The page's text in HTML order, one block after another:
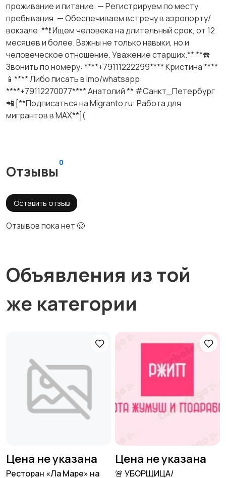
проживание и питание. — Регистрируем по месту
пребывания. — Обеспечиваем встречу в аэропорту/
вокзале. **❗️ Ищем человека на длительный срок, от 12
месяцев и более. Важны не только навыки, но и
человеческое отношение. Уважение старших.** **☎️
Звонить по номеру: ****+79111222299**** Кристина ****
📱**** Либо писать в imo/whatsapp:
****+79112270077**** Анатолий ** #Санкт_Петербург
📲 [**Подписаться на Migranto.ru: Работа для
мигрантов в MAX**](
Отзывы
0
Оставить отзыв
Отзывов пока нет 🥴
Объявления из той
же категории
Цена не указана
Ресторан «Ла Маре» на
Цена не указана
🚨 УБОРЩИЦА/